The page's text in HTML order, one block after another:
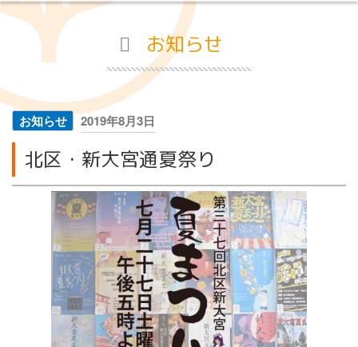
プ
お知らせ
お知らせ
投
稿
日:
2019年8月3日
北区・新大宮通夏祭り